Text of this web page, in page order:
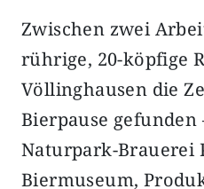
Zwischen zwei
rührige, 20-köpfige
Völlinghausen die
Bierpause gefunden
Naturpark-Brauerei
Biermuseum,